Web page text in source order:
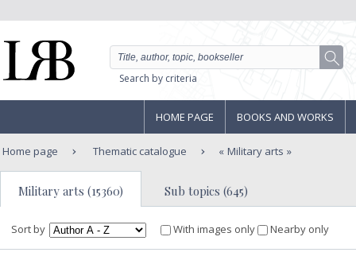
Search by criteria
HOME PAGE BOOKS AND WORKS
Home page Thematic catalogue Military arts
Military arts (15360) Sub topics (645)
Sort by With images only Nearby only